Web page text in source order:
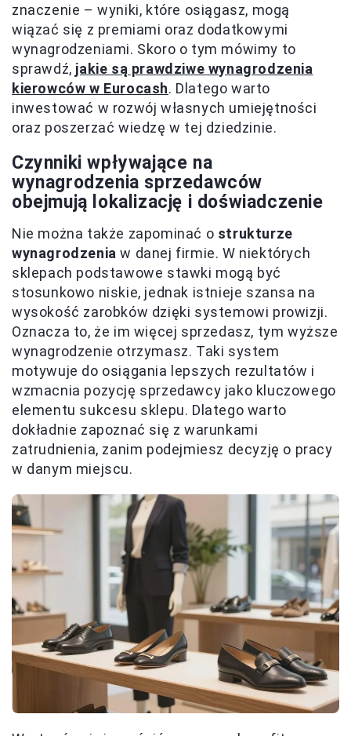
znaczenie – wyniki, które osiągasz, mogą
wiązać się z premiami oraz dodatkowymi
wynagrodzeniami. Skoro o tym mówimy to
sprawdź, jakie są prawdziwe wynagrodzenia
kierowców w Eurocash. Dlatego warto
inwestować w rozwój własnych umiejętności
oraz poszerzać wiedzę w tej dziedzinie.
Czynniki wpływające na
wynagrodzenia sprzedawców
obejmują lokalizację i doświadczenie
Nie można także zapominać o strukturze
wynagrodzenia w danej firmie. W niektórych
sklepach podstawowe stawki mogą być
stosunkowo niskie, jednak istnieje szansa na
wysokość zarobków dzięki systemowi prowizji.
Oznacza to, że im więcej sprzedasz, tym wyższe
wynagrodzenie otrzymasz. Taki system
motywuje do osiągania lepszych rezultatów i
wzmacnia pozycję sprzedawcy jako kluczowego
elementu sukcesu sklepu. Dlatego warto
dokładnie zapoznać się z warunkami
zatrudnienia, zanim podejmiesz decyzję o pracy
w danym miejscu.